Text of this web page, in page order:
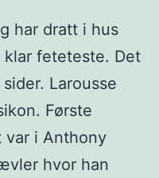
har dratt i hus
feteteste. Det
Larousse
Første
var i Anthony
hvor han